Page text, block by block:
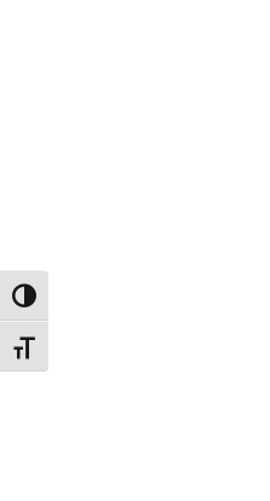
Toggle High Contrast
Toggle Font size